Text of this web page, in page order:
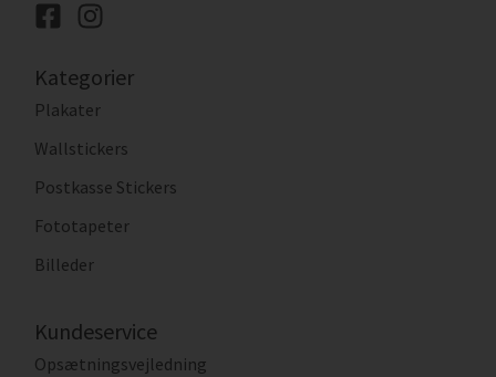
Kategorier
Plakater
Wallstickers
Postkasse Stickers
Fototapeter
Billeder
Kundeservice
Opsætningsvejledning